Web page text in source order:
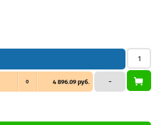
0 4 896.09 руб. –